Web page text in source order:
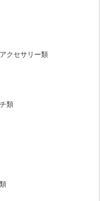
クセサリー類
類